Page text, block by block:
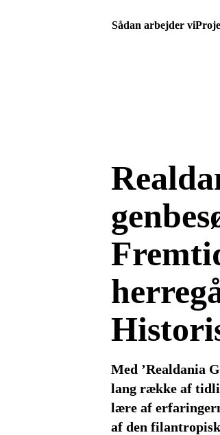
Sådan arbejder vi
Med ’Realdania
lang række af
lære af
af den